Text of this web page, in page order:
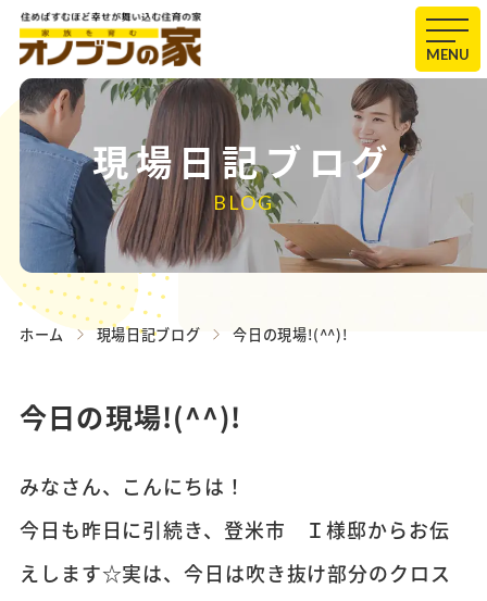
MENU
現場日記ブログ
BLOG
ホーム 現場日記ブログ 今日の現場!(^^)!
今日の現場!(^^)!
みなさん、こんにちは！
今日も昨日に引続き、登米市 Ｉ様邸からお伝
えします☆実は、今日は吹き抜け部分のクロス